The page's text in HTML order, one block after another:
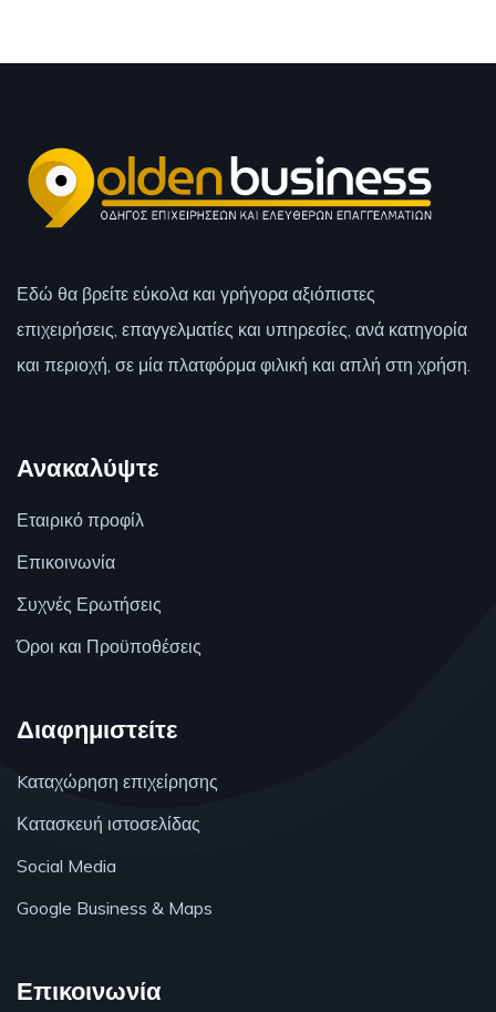
Εδώ θα βρείτε εύκολα και γρήγορα αξιόπιστες
επιχειρήσεις, επαγγελματίες και υπηρεσίες, ανά κατηγορία
και περιοχή, σε μία πλατφόρμα φιλική και απλή στη χρήση.
Ανακαλύψτε
Εταιρικό προφίλ
Επικοινωνία
Συχνές Ερωτήσεις
Όροι και Προϋποθέσεις
Διαφημιστείτε
Kαταχώρηση επιχείρησης
Κατασκευή ιστοσελίδας
Social Media
Google Business & Maps
Επικοινωνία